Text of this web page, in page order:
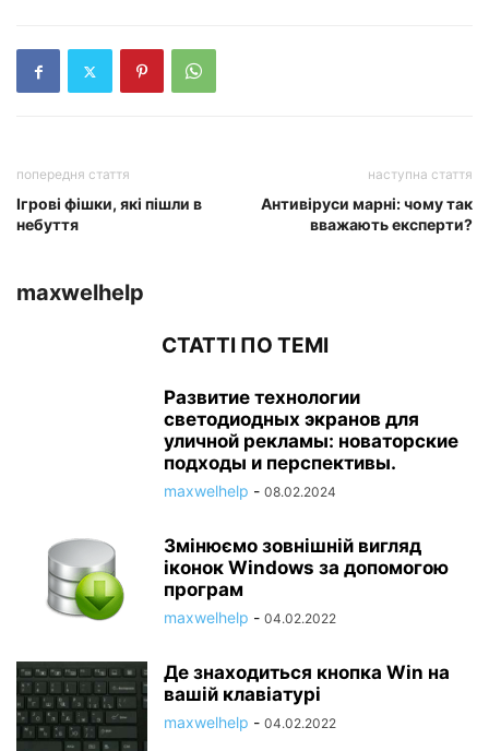
попередня стаття
Ігрові фішки, які пішли в
небуття
наступна стаття
Антивіруси марні: чому так
вважають експерти?
maxwelhelp
СТАТТІ ПО ТЕМІ
Развитие технологии
светодиодных экранов для
уличной рекламы: новаторские
подходы и перспективы.
maxwelhelp - 08.02.2024
Змінюємо зовнішній вигляд
іконок Windows за допомогою
програм
maxwelhelp - 04.02.2022
Де знаходиться кнопка Win на
вашій клавіатурі
maxwelhelp - 04.02.2022